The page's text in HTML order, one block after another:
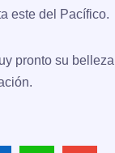
este del Pacífico.
pronto su belleza